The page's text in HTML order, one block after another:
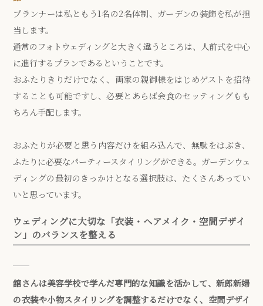
プランナーは私ともう1名の2名体制、ガーデンの装飾を私が担
当します。
通常のフォトウェディングと大きく違うところは、人前式を中心
に進行するプランであるということです。
おふたりきりだけでなく、両家の親御様をはじめゲストを招待
することも可能ですし、必要とあらば会食のセッティングもも
ちろん手配します。
おふたりが必要と思う内容だけを組み込んで、無駄をはぶき、
ふたりに必要なパーティースタイリングができる。ガーデンウェ
ディングの最初のきっかけとなる選択肢は、たくさんあってい
いと思っています。
ウェディングに大切な「衣装・ヘアメイク・空間デザイ
ン」のバランスを整える
舘さんは美容学校で学んだ専門的な知識を活かして、新郎新婦
の衣装や小物スタイリングを調整するだけでなく、空間デザイ